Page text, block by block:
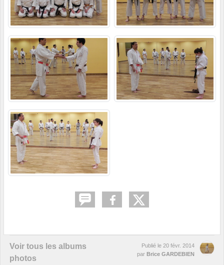
Voir tous les albums
photos
Publié le 20 févr. 2014
par Brice GARDEBIEN